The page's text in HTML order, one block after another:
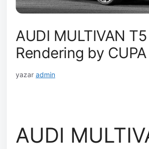
AUDI MULTIVAN T5
Rendering by CUPA
yazar admin
AUDI